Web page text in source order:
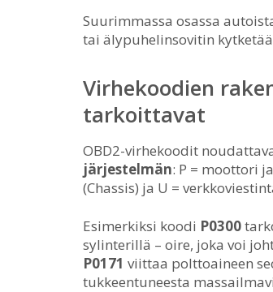
Suurimmassa osassa
tai älypuhelinsovitin
Virhekoodien
tarkoittavat
OBD2-virhekoodit
järjestelmän: P = moottori
(Chassis) ja U =
Esimerkiksi koodi P0300
sylinterillä – oire, joka voi
P0171 viittaa polttoaineen
tukkeentuneesta